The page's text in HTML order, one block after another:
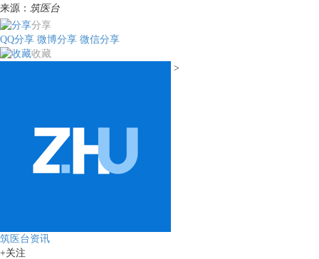
来源： 筑医台
分享
QQ分享 微博分享 微信分享
收藏
>
筑医台资讯
+关注